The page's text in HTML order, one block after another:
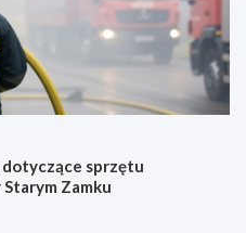
sprzętu
Zamku